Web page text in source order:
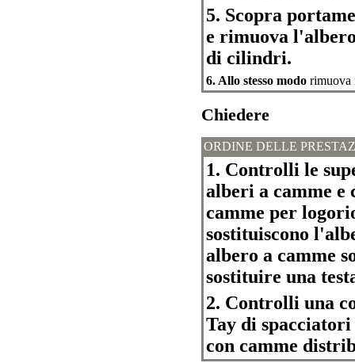
5. Scopra
e rimuova
di cilindri.
6. Allo stesso modo rimuova
Chiedere
ORDINE DELLE
1. Controlli le
alberi a camme
camme per
sostituiscono
albero a camme
sostituire una
2. Controlli una
Tay di
con camme